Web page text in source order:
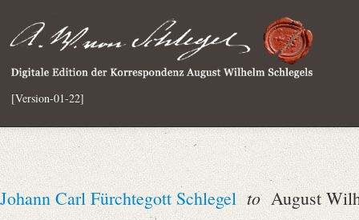
[Version-01-22]
Johann Carl Fürchtegott Schlegel toAugust